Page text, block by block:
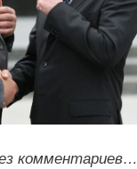
комментариев…